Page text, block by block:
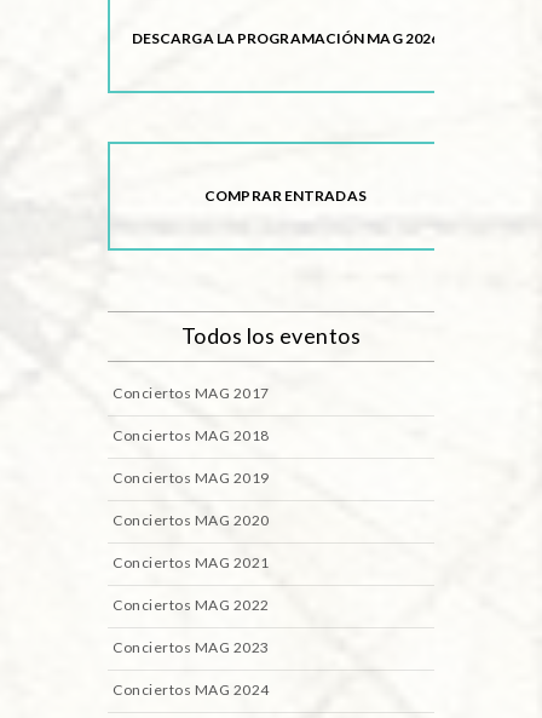
DESCARGA LA PROGRAMACIÓN MAG 2026
COMPRAR ENTRADAS
Todos los eventos
Conciertos MAG 2017
Conciertos MAG 2018
Conciertos MAG 2019
Conciertos MAG 2020
Conciertos MAG 2021
Conciertos MAG 2022
Conciertos MAG 2023
Conciertos MAG 2024